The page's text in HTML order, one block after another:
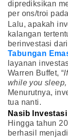
diprediksikan
per ons/troi
Lalu, apakah
kalangan
berinvestasi
Tabungan
layanan
Warren Buffet, “
while you
Menurutnya,
tua nanti.
Nasib
Hingga tahun
berhasil menjadi